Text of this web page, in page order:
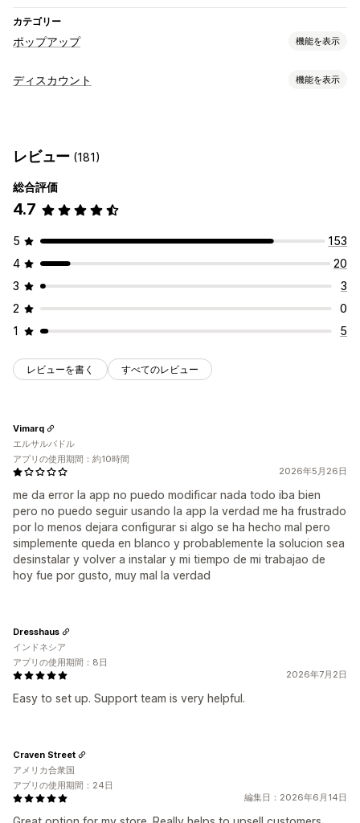
カテゴリー
ポップアップ 機能を表示
ポップアップ種類
警告ポップアップ
ポップアップ管理
編集ツール カスタムコード
ローカライズ
ディスカウント 機能を表示
割引率によるディスカウント
カートディスカウント
カウントダウンタイマー
カスタムディスカウント
ディスカウント管理
インポートとエクスポート
ローカライズ キャンペーン トリガーとルール
メールアドレスの収集リスト SMSの収集リスト
ターゲティング ジオロケーション セグメンテーション
タグ付け レポート 分析
レビュー (181)
総合評価
4.7
5
153
4
20
3
3
2
0
1
5
レビューを書く すべてのレビュー
2026年5月26日
me da error la app no puedo modificar nada todo iba bien
pero no puedo seguir usando la app la verdad me ha frustrado
por lo menos dejara configurar si algo se ha hecho mal pero
simplemente queda en blanco y probablemente la solucion sea
desinstalar y volver a instalar y mi tiempo de mi trabajao de
hoy fue por gusto, muy mal la verdad
Vimarq
エルサルバドル
アプリの使用期間：約10時間
2026年7月2日
Easy to set up. Support team is very helpful.
Dresshaus
インドネシア
アプリの使用期間：8日
編集日：2026年6月14日
Craven Street
アメリカ合衆国
アプリの使用期間：24日